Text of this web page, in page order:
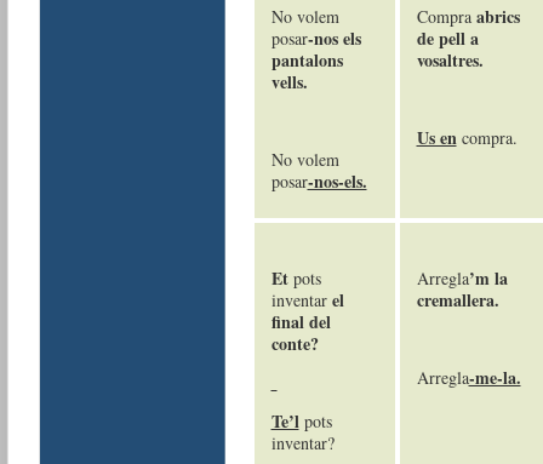
No volem
posar-nos els
pantalons
vells.
No volem
posar-nos-els.
Compra abrics
de pell a
vosaltres.
Us encompra.
Etpots
inventarel
final del
conte?
Te’l pots
inventar?
Arregla’m la
cremallera.
Arregla-me-la.